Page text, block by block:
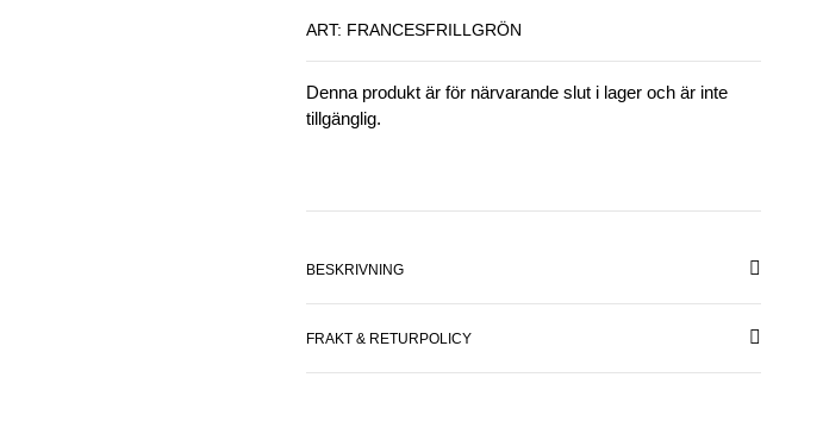
ART: FRANCESFRILLGRÖN
Denna produkt är för närvarande slut i lager och är inte
tillgänglig.
BESKRIVNING
FRAKT & RETURPOLICY